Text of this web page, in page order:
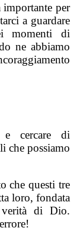
per
a guardare
momenti di
ne abbiamo
cercare di
che possiamo
che questi tre
loro, fondata
di Dio.